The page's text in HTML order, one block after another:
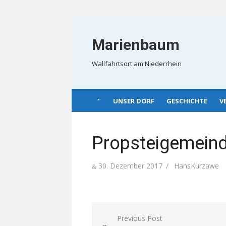
Marienbaum
Wallfahrtsort am Niederrhein
UNSER DORF GESCHICHTE
Posted
30. Dezember 2017 Author
HansKurzawe
Beitragsnavigation
Previous Post